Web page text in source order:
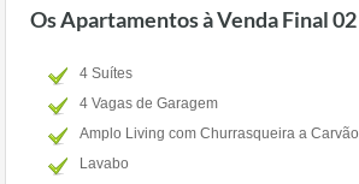
Os Apartamentos à Venda Final 02
4 Suítes
4 Vagas de Garagem
Amplo Living com Churrasqueira a Carvão
Lavabo